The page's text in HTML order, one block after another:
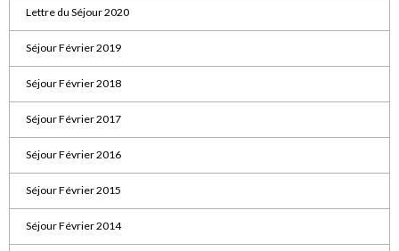
Lettre du Séjour 2020
Séjour Février 2019
Séjour Février 2018
Séjour Février 2017
Séjour Février 2016
Séjour Février 2015
Séjour Février 2014